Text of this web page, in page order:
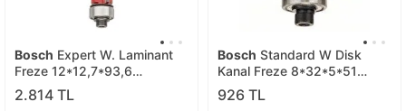
Bosch Expert W. Laminant
Freze 12*12,7*93,6
Mm 2608629382
2.814 TL
Bosch Standard W Disk
Kanal Freze 8*32*5*51
Mm 2608628403
926 TL